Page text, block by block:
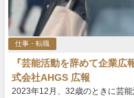
仕事・転職
『芸能活動を辞めて企業
式会社AHGS 広報
2023年12月、32歳のときに芸